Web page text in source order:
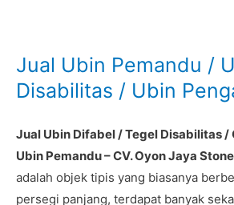
Jual Ubin Pemandu /
Disabilitas / Ubin
Jual Ubin Difabel / Tegel Disabilitas /
Ubin Pemandu – CV. Oyon Jaya
adalah objek tipis yang biasanya
persegi panjang, terdapat banyak